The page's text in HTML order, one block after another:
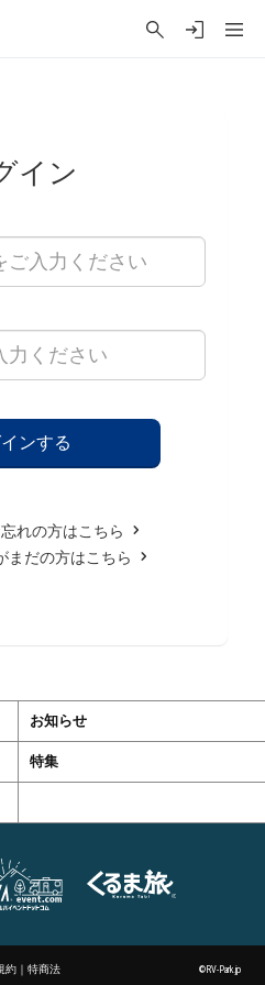
イン
れの方はこちら
まだの方はこちら
お知らせ
特集
約 ｜特商法 ©RV-Park.jp